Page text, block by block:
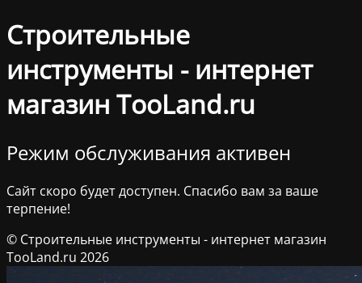
Строительные
инструменты - интернет
магазин TooLand.ru
Режим обслуживания активен
Сайт скоро будет доступен. Спасибо вам за ваше
терпение!
© Строительные инструменты - интернет магазин
TooLand.ru 2026